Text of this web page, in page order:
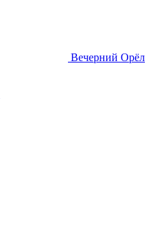
Вечерний Орёл